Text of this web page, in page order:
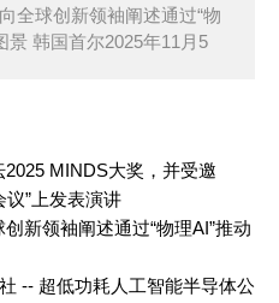
全球创新领袖阐述通过“物
景 韩国首尔2025年11月5
MINDS大奖，并受邀
议”上发表演讲
新领袖阐述通过“物理AI”推动
-- 超低功耗人工智能半导体公